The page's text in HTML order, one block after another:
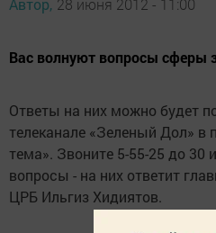
Автор, 28 июня 2012 - 11:00
Вас волнуют вопросы сферы
Ответы на них можно будет
телеканале «Зеленый Дол» в
тема». Звоните 5-55-25 до 30
вопросы - на них ответит
ЦРБ Ильгиз Хидиятов.